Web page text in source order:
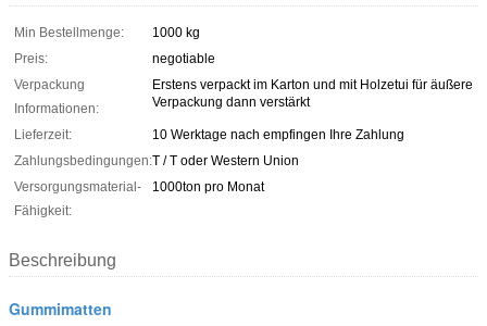
Min Bestellmenge:
1000 kg
Preis:
negotiable
Verpackung
Informationen:
Erstens verpackt im Karton und mit Holzetui für äußere
Verpackung dann verstärkt
Lieferzeit:
10 Werktage nach empfingen Ihre Zahlung
Zahlungsbedingungen:T / T oder Western Union
Versorgungsmaterial-
Fähigkeit:
1000ton pro Monat
Beschreibung
Gummimatten